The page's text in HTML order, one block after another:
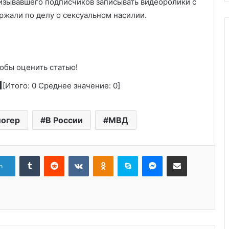
по делу о сексуальном насилии.
оценить статью!
[Итого: 0 Среднее значение: 0]
В России МВД
Tumblr Reddit ВконтактеОдноклассники
Skype MessengerПоделиться через электронную почту